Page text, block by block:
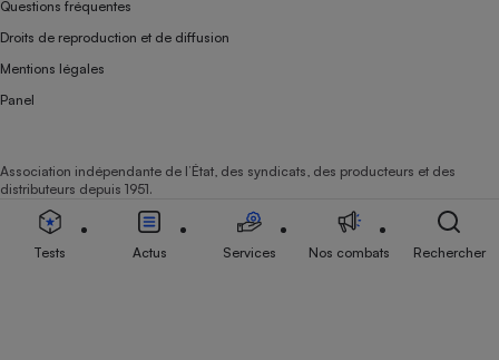
Questions fréquentes
Droits de reproduction et de diffusion
Mentions légales
Panel
Association indépendante de l’État, des syndicats, des producteurs et des
distributeurs depuis 1951.
Tests Actus Services Nos combats Rechercher